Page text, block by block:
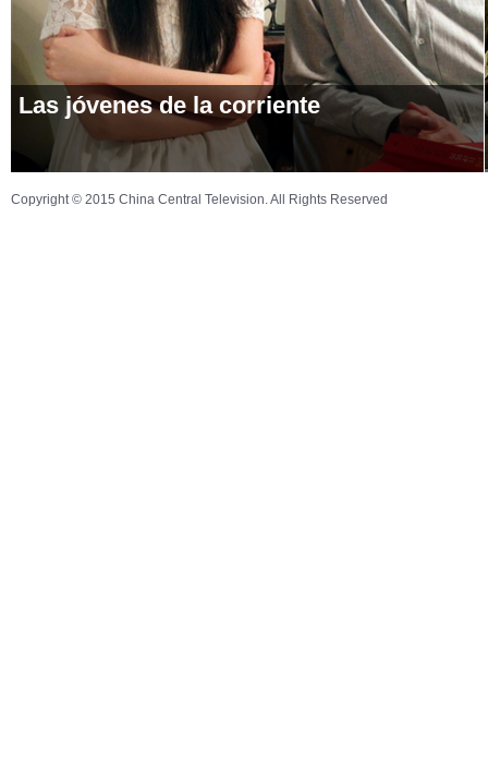
Las jóvenes de la corriente
Copyright © 2015 China Central Television. All Rights Reserved